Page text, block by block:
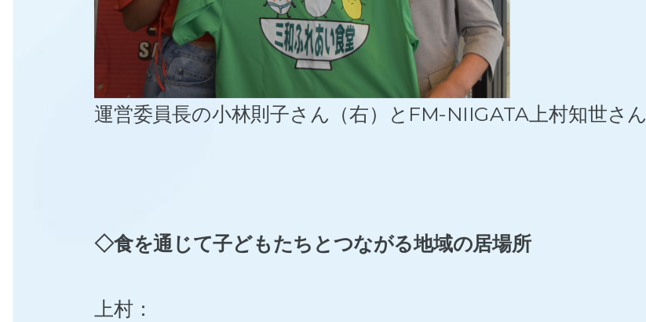
運営委員長の小林則子さん（右）とFM-NIIGATA上村知世さん
◇食を通じて子どもたちとつながる地域の居場所
上村：